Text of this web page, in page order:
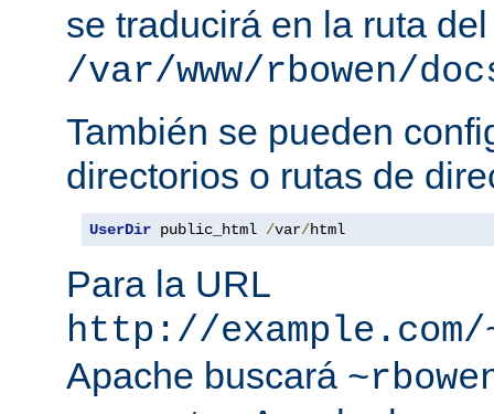
se traducirá en la ruta
/var/www/rbowen/
También se pueden
directorios o rutas de
UserDir public_html /var/html
Para la URL
http://
Apache buscará